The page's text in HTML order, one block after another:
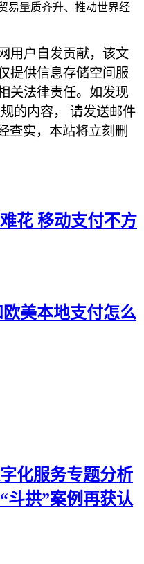
易量质齐升、推动世界经
用户自发贡献，该文
提供信息存储空间服
关法律责任。如发现
的内容， 请发送邮件
查实，本站将立刻删
花 移动支付不方
欧美本地支付怎么
化服务专题分析
斗拱”案例再获认